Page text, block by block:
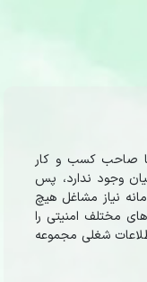
با صاحب کسب و کار
وجود ندارد، پس
نیاز مشاغل هیچ
مختلف امنیتی را
شغلی مجموعه